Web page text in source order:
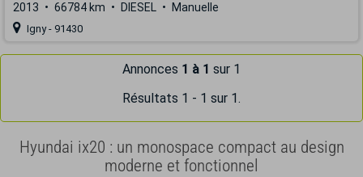
2013 66784 km DIESEL Manuelle
Igny - 91430
Annonces 1 à 1 sur 1
Résultats 1 - 1 sur 1.
Hyundai ix20 : un monospace compact au design
moderne et fonctionnel